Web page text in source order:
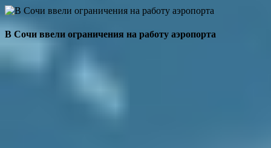
В Сочи ввели ограничения на работу аэропорта